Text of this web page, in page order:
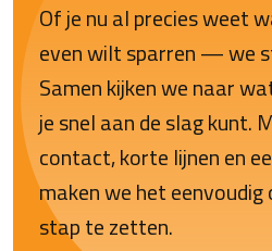
Of je nu al precies weet
even wilt sparren — we
Samen kijken we naar
je snel aan de slag kunt.
contact, korte lijnen en
maken we het
stap te zetten.